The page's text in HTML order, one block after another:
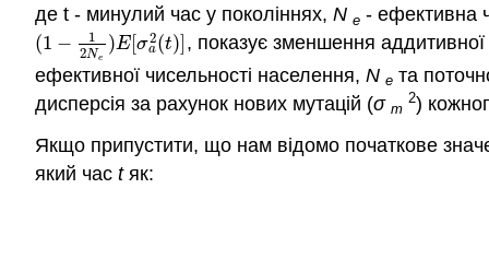
де t - минулий час у поколіннях, N e - ефективна
(1 −
1
2Ne
)E [σ2
a(t)
(1 −1 2Ne)E σa2(t )], показує зменшення
ефективної чисельності населення, N e та
дисперсія за рахунок нових мутацій (σ m
2)
Якщо припустити, що нам відомо початкове
який час tяк: